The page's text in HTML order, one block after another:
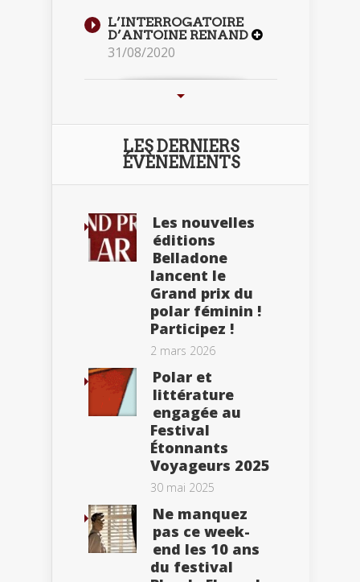
L’INTERROGATOIRE
D’ANTOINE RENAND
31/08/2020
LES DERNIERS
ÉVÈNEMENTS
Les nouvelles
éditions
Belladone
lancent le
Grand prix du
polar féminin !
Participez !
2 mars 2026
Polar et
littérature
engagée au
Festival
Étonnants
Voyageurs 2025
30 mai 2025
Ne manquez
pas ce week-
end les 10 ans
du festival